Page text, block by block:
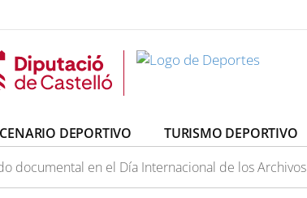
DEPORTIVO TURISMO DEPORTIVO
documental en el Día Internacional de los Archivos